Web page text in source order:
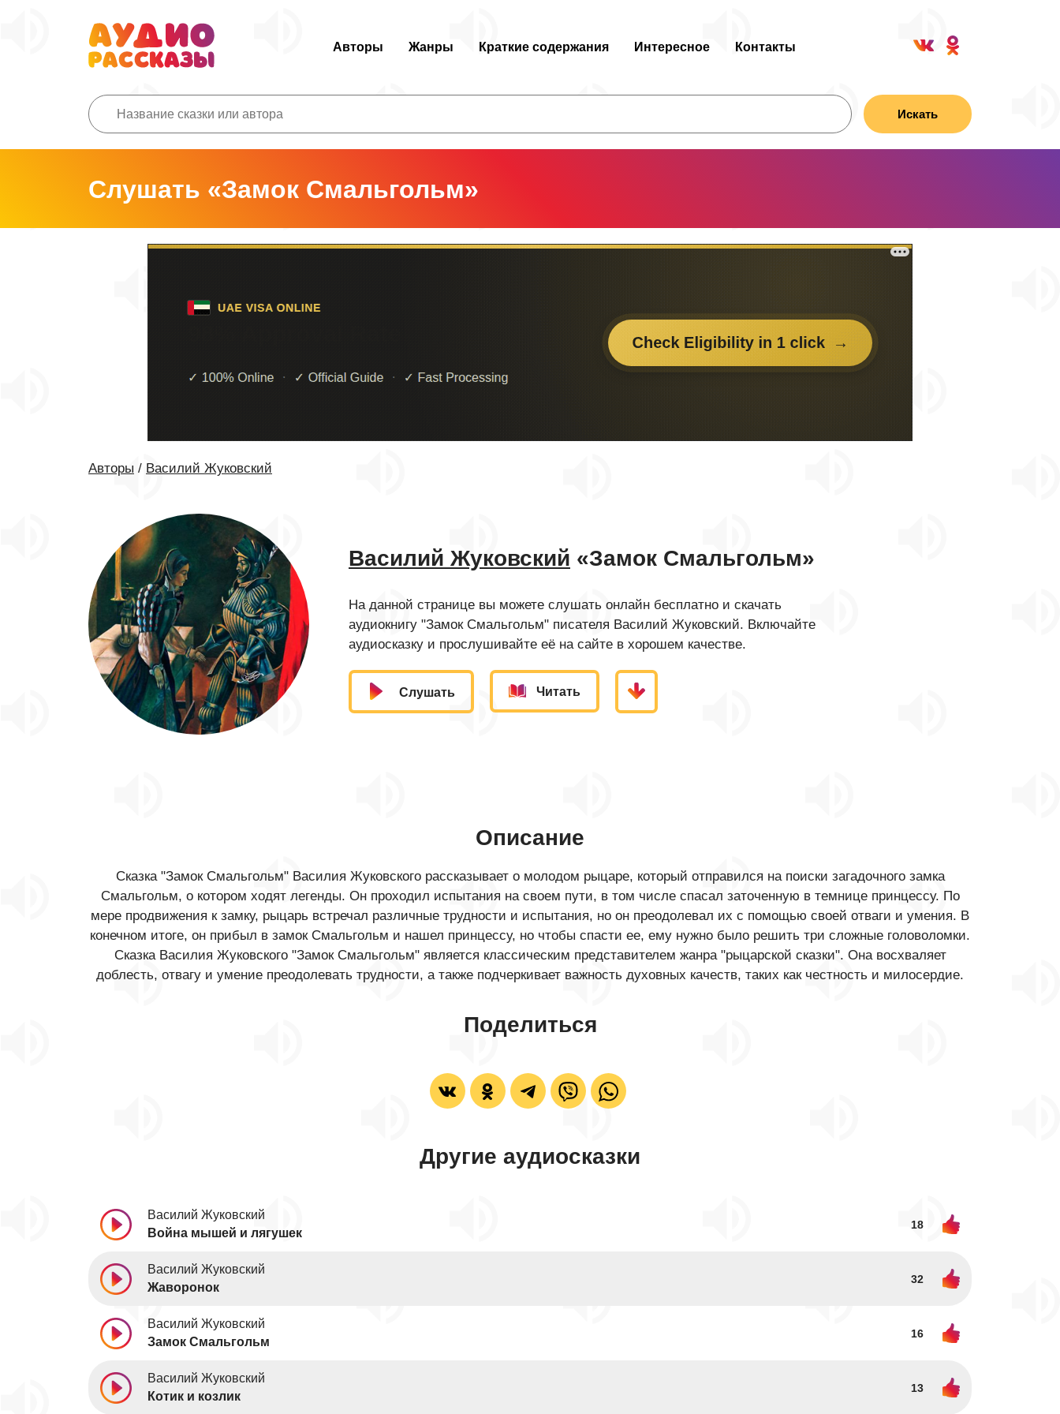
Авторы Жанры Краткие содержания Интересное Контакты
Искать
Слушать «Замок Смальгольм»
Авторы / Василий Жуковский
Василий Жуковский «Замок Смальгольм»
На данной странице вы можете слушать онлайн бесплатно и скачать
аудиокнигу "Замок Смальгольм" писателя Василий Жуковский. Включайте
аудиосказку и прослушивайте её на сайте в хорошем качестве.
Слушать Читать
Описание
Сказка "Замок Смальгольм" Василия Жуковского рассказывает о молодом рыцаре, который отправился на поиски загадочного замка
Смальгольм, о котором ходят легенды. Он проходил испытания на своем пути, в том числе спасал заточенную в темнице принцессу. По
мере продвижения к замку, рыцарь встречал различные трудности и испытания, но он преодолевал их с помощью своей отваги и умения. В
конечном итоге, он прибыл в замок Смальгольм и нашел принцессу, но чтобы спасти ее, ему нужно было решить три сложные головоломки.
Сказка Василия Жуковского "Замок Смальгольм" является классическим представителем жанра "рыцарской сказки". Она восхваляет
доблесть, отвагу и умение преодолевать трудности, а также подчеркивает важность духовных качеств, таких как честность и милосердие.
Поделиться
Другие аудиосказки
Василий Жуковский
Война мышей и лягушек
18
Василий Жуковский
Жаворонок
32
Василий Жуковский
Замок Смальгольм
16
Василий Жуковский
Котик и козлик
13